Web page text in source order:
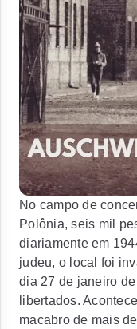
No campo de
Polônia, seis mil
diariamente em
judeu, o local foi
dia 27 de janeiro
libertados.
macabro de mais